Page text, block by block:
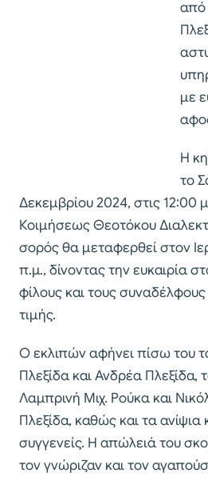
από
με
Η
το
Δεκεμβρίου 2024, στις 12:00
Κοιμήσεως Θεοτόκου
σορός θα μεταφερθεί στον
π.μ., δίνοντας την ευκαιρία
φίλους και τους
τιμής.
Ο εκλιπών αφήνει πίσω του
Πλεξίδα και Ανδρέα Πλεξίδα,
Λαμπρινή Μιχ. Ρούκα και
Πλεξίδα, καθώς και τα ανίψια
συγγενείς. Η απώλειά του
τον γνώριζαν και τον